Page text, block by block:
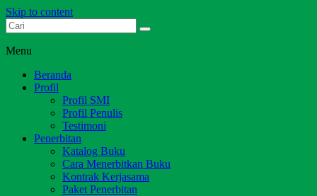
Skip to content
Dari Jambi untuk Indonesia
Menu
Beranda
Profil
Profil SMI
Profil Penulis
Testimoni
Penerbitan
Katalog Buku
Cara Menerbitkan Buku
Kontrak Kerjasama
Paket Penerbitan